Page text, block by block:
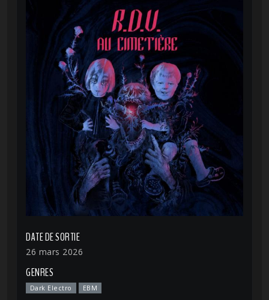
DATE DE SORTIE
26 mars 2026
GENRES
Dark Electro EBM